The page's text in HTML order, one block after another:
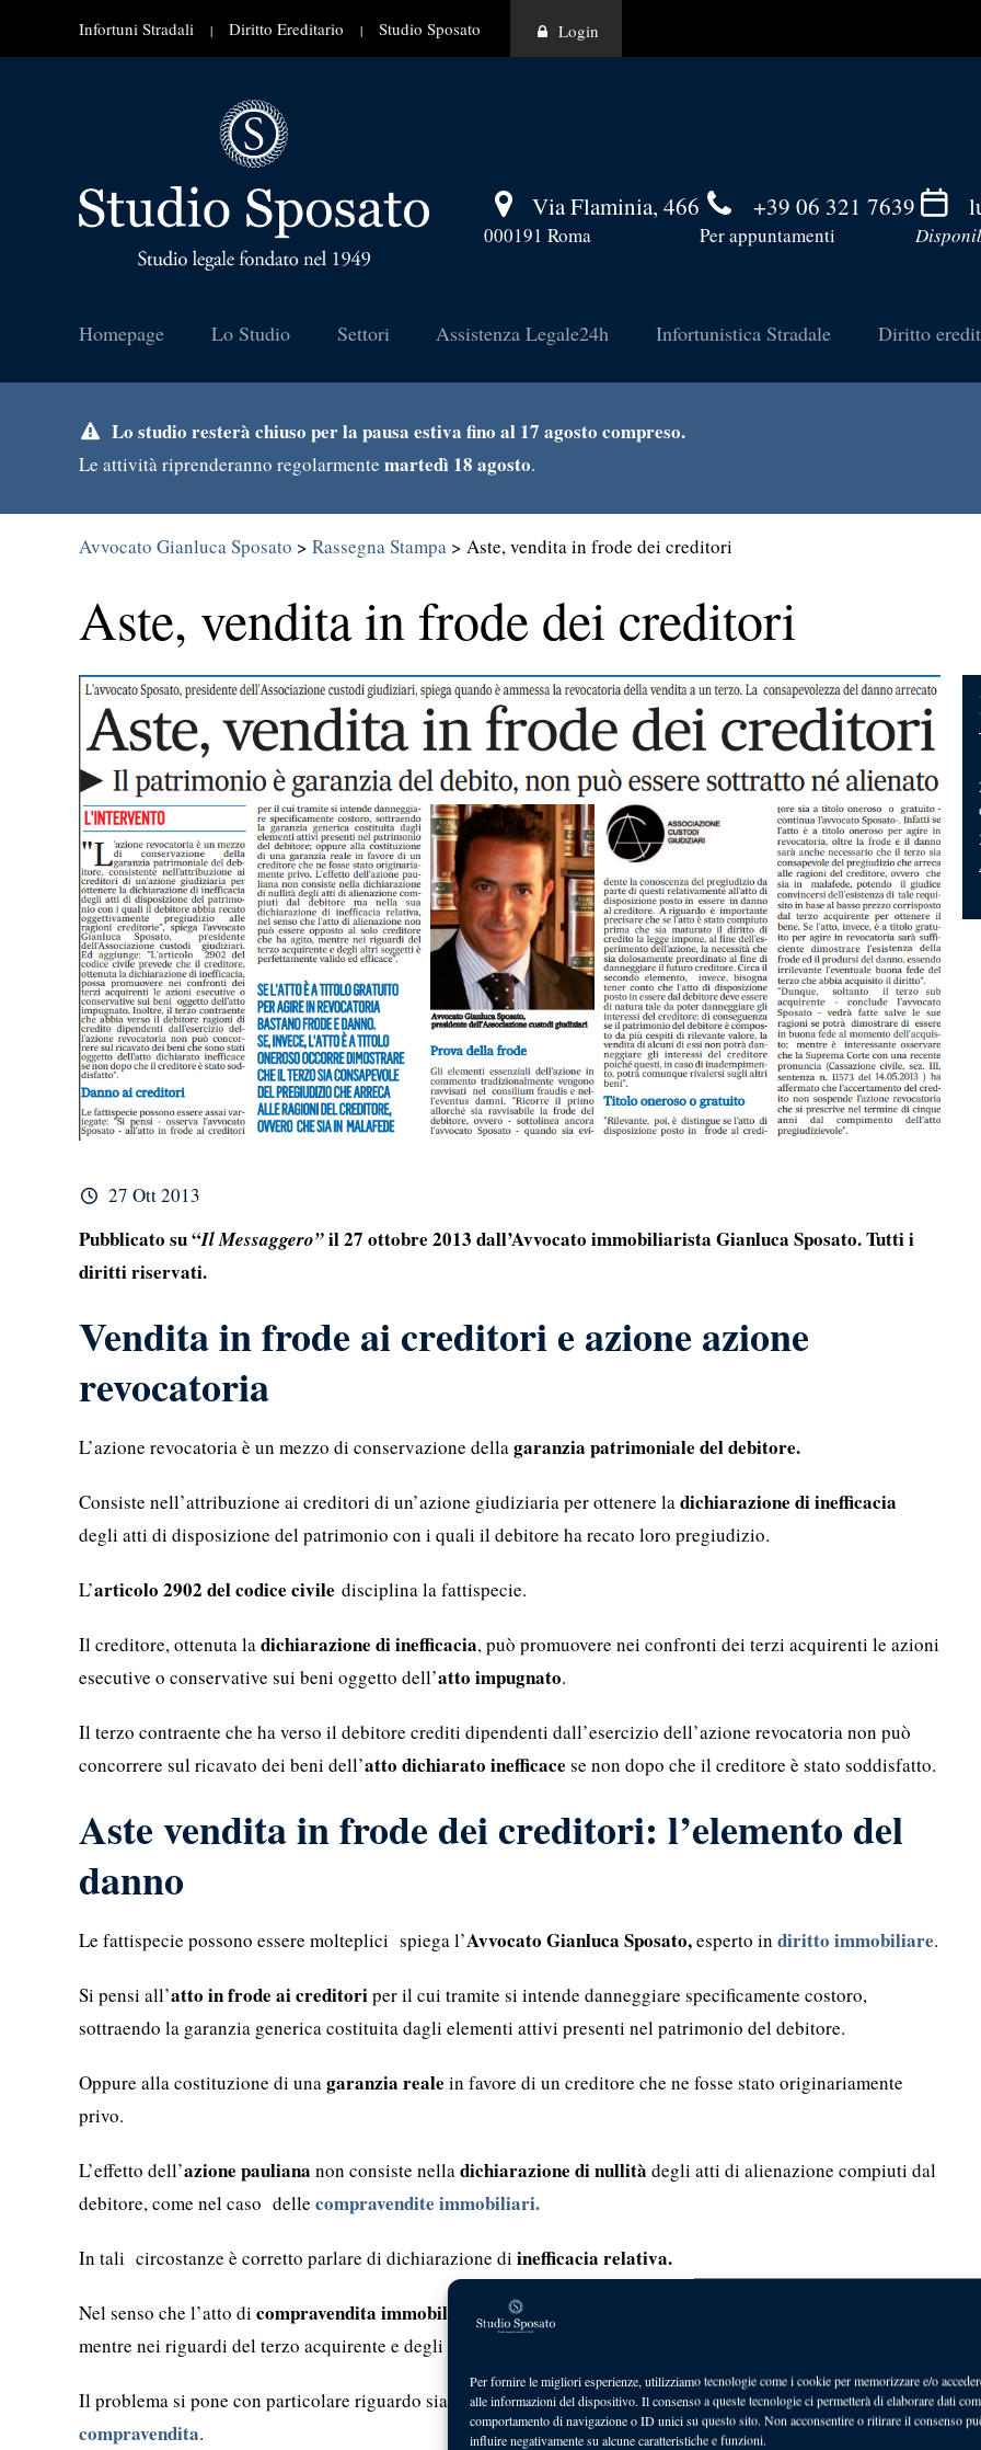
Per fornire le migliori esperienze, utilizziamo tecnologie come i cookie per memorizzare e/o
alle informazioni del dispositivo. Il consenso a queste tecnologie ci permetterà di elaborare dati
comportamento di navigazione o ID unici su questo sito. Non acconsentire o ritirare il consenso
influire negativamente su alcune caratteristiche e funzioni.
Infortuni Stradali | Diritto Ereditario | Studio Sposato Login
Via Flaminia, 466
000191 Roma
+39 06 321 7639
Per appuntamenti
Homepage Lo Studio Settori Assistenza Legale24h Infortunistica Stradale Diritto
Lo studio resterà chiuso per la pausa estiva fino al 17 agosto compreso.
Le attività riprenderanno regolarmente martedì 18 agosto.
Avvocato Gianluca Sposato > Rassegna Stampa > Aste, vendita in frode dei creditori
Aste, vendita in frode dei creditori
27 Ott 2013
Pubblicato su “Il Messaggero”il 27 ottobre 2013 dall’Avvocato immobiliarista Gianluca Sposato. Tutti i
diritti riservati.
Vendita in frode ai creditori e azione azione
revocatoria
L’azione revocatoria è un mezzo di conservazione dellagaranzia patrimoniale del debitore.
Consiste nell’attribuzione ai creditori di un’azione giudiziaria per ottenere ladichiarazione di inefficacia
degli atti di disposizione del patrimonio con i quali il debitore ha recato loro pregiudizio.
L’articolo 2902 del codice civile disciplina la fattispecie.
Il creditore, ottenuta ladichiarazione di inefficacia, può promuovere nei confronti dei terzi acquirenti le azioni
esecutive o conservative sui beni oggetto dell’atto impugnato.
Il terzo contraente che ha verso il debitore crediti dipendenti dall’esercizio dell’azione revocatoria non può
concorrere sul ricavato dei beni dell’atto dichiarato inefficace se non dopo che il creditore è stato soddisfatto.
Aste vendita in frode dei creditori: l’elemento del
danno
Le fattispecie possono essere molteplici spiega l’Avvocato Gianluca Sposato,esperto in diritto immobiliare.
Si pensi all’atto in frode ai creditoriper il cui tramite si intende danneggiare specificamente costoro,
sottraendo la garanzia generica costituita dagli elementi attivi presenti nel patrimonio del debitore.
Oppure alla costituzione di unagaranzia reale in favore di un creditore che ne fosse stato originariamente
privo.
L’effetto dell’azione pauliana non consiste nelladichiarazione di nullità degli atti di alienazione compiuti dal
debitore, come nel caso delle compravendite immobiliari.
In tali circostanze è corretto parlare di dichiarazione di inefficacia relativa.
Nel senso che l’atto di compravendita immobiliarenon può essere opposto al solo creditore che ha agito,
mentre nei riguardi del terzo acquirente e degli altri soggetti è perfettamente valido ed efficace.
Il problema si pone con particolare riguardo sia nel caso dipreliminare di compravenditache direvoca della
compravendita.